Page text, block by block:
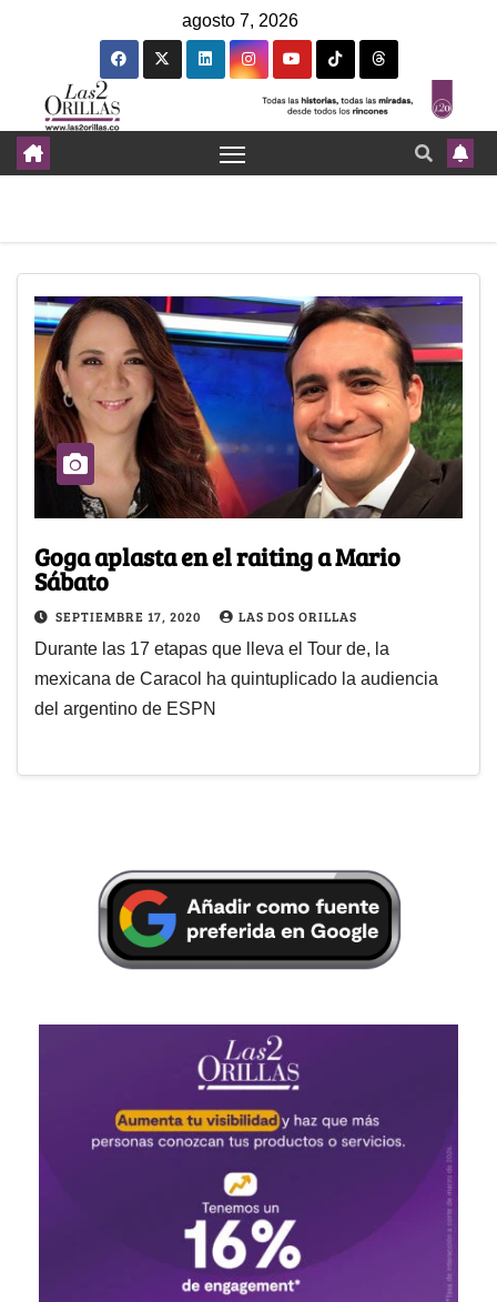
agosto 7, 2026
Goga aplasta en el raiting a Mario
Sábato
SEPTIEMBRE 17, 2020 LAS DOS ORILLAS
Durante las 17 etapas que lleva el Tour de, la
mexicana de Caracol ha quintuplicado la audiencia
del argentino de ESPN